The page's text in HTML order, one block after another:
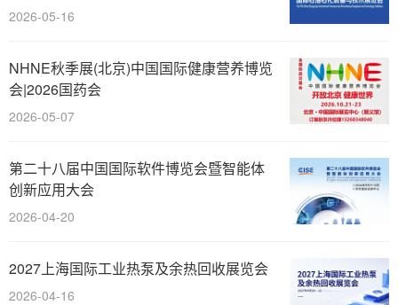
2026-05-16
NHNE秋季展(北京)中国国际健康营养博览
会|2026国药会
2026-05-07
第二十八届中国国际软件博览会暨智能体
创新应用大会
2026-04-20
2027上海国际工业热泵及余热回收展览会
2026-04-16